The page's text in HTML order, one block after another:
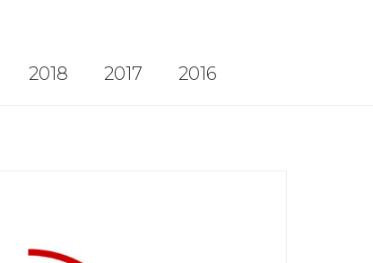
2018 2017 2016